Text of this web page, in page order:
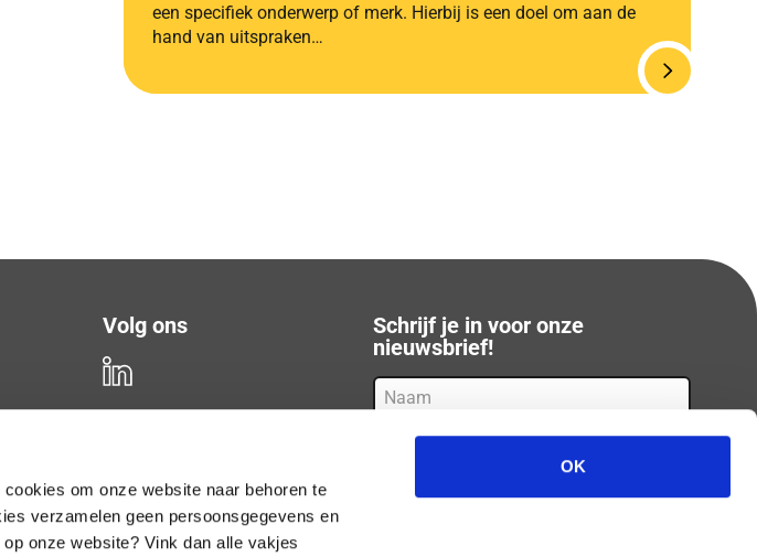
om onze website naar behoren te
verzamelen geen persoonsgegevens en
onze website? Vink dan alle vakjes
OK
een specifiek onderwerp of merk. Hierbij is een doel om aan de
hand van uitspraken…
Volg ons
Schrijf je in voor onze
nieuwsbrief!
Naam